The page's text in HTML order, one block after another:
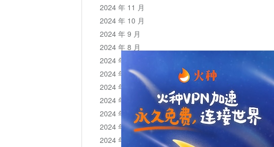
2024 年 11 月
2024 年 10 月
2024 年 9 月
2024 年 8 月
2024 年 7 月
2024 年 6 月
2024 年 5 月
2024 年 4 月
2024 年 3 月
2024 年 2 月
2024 年 1 月